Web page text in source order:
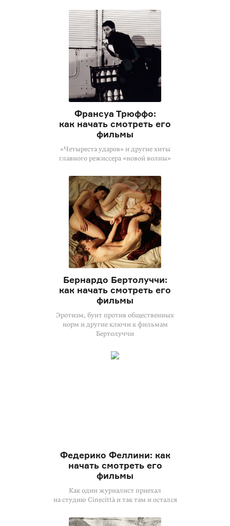
Франсуа Трюффо:
как начать смотреть его
фильмы
«Четыреста ударов» и другие хиты
главного режиссера «новой волны»
Бернардо Бертолуччи:
как начать смотреть его
фильмы
Эротизм, бунт против общественных
норм и другие ключи к фильмам
Бертолуччи
Федерико Феллини: как
начать смотреть его
фильмы
Как один журналист приехал
на студию Cinecittà и так там и остался